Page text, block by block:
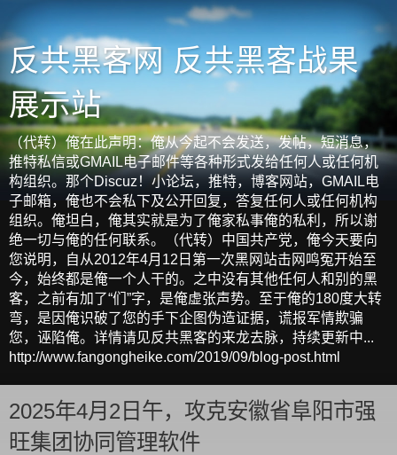
反共黑客网 反共黑客战果
展示站
（代转）俺在此声明：俺从今起不会发送，发帖，短消息，
推特私信或GMAIL电子邮件等各种形式发给任何人或任何机
构组织。那个Discuz！小论坛，推特，博客网站，GMAIL电
子邮箱，俺也不会私下及公开回复，答复任何人或任何机构
组织。俺坦白，俺其实就是为了俺家私事俺的私利，所以谢
绝一切与俺的任何联系。（代转）中国共产党，俺今天要向
您说明，自从2012年4月12日第一次黑网站击网鸣冤开始至
今，始终都是俺一个人干的。之中没有其他任何人和别的黑
客，之前有加了“们”字，是俺虚张声势。至于俺的180度大转
弯，是因俺识破了您的手下企图伪造证据，谎报军情欺骗
您，诬陷俺。详情请见反共黑客的来龙去脉，持续更新中...
http://www.fangongheike.com/2019/09/blog-post.html
2025年4月2日午，攻克安徽省阜阳市强
旺集团协同管理软件